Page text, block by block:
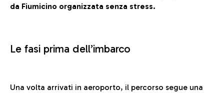
da Fiumicino organizzata senza stress.
Le fasi prima dell’imbarco
Una volta arrivati in aeroporto, il percorso segue una